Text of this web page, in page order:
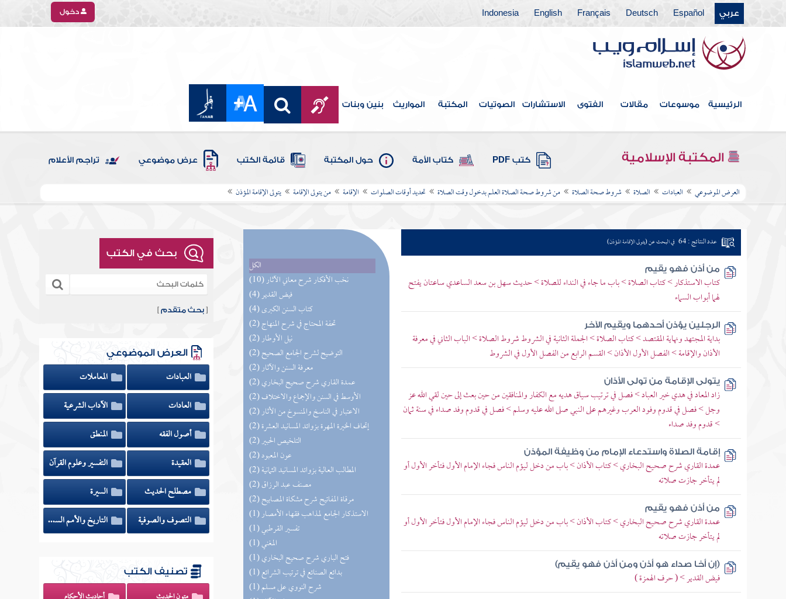
عربي Español
Deutsch
Français
English
Indonesia دخول
الرئيسية موسوعات مقالات الفتوى الاستشارات الصوتيات المكتبة المواريث بنين وبنات
المكتبة الإسلامية كتب PDF كتاب الأمة حول المكتبة قائمة الكتب عرض موضوعي تراجم الأعلام
العرض الموضوعي العبادات الصلاة شروط صحة الصلاة من شروط صحة الصلاة العلم بدخول وقت الصلاة تحديد أوقات الصلوات الإقامة من يتولى الإقامة يتولى الإقامة المؤذن
الكل
(10) نخب الأفكار شرح معاني الآثار
(4) فيض القدير
(4) كتاب السنن الكبرى
(2) تحفة المحتاج في شرح المنهاج
(2) نيل الأوطار
(2) التوضيح لشرح الجامع الصحيح
(2) معرفة السنن والآثار
(2) عمدة القاري شرح صحيح البخاري
(2) الأوسط في السنن والإجماع والاختلاف
(2) الاعتبار في الناسخ والمنسوخ من الأثار
(2) إتحاف الخيرة المهرة بزوائد المسانيد العشرة
(2) التلخيص الحبير
(2) عون المعبود
(2) المطالب العالية بزوائد المسانيد الثمانية
(2) مصنف عبد الرزاق
(2) مرقاة المفاتيح شرح مشكاة المصابيح
(1) الاستذكار الجامع لمذاهب فقهاء الأمصار
(1) تفسير القرطبي
(1) المغني
(1) فتح الباري شرح صحيح البخاري
(1) بدائع الصنائع في ترتيب الشرائع
(1) شرح النووي على مسلم
عدد النتائج : 64 في البحث عن (يتولى الإقامة المؤذن)
من أذن فهو يقيم
كتاب الاستذكار > كتاب الصلاة > باب ما جاء في النداء للصلاة > حديث سهل بن سعد الساعدي ساعتان يفتح
لهما أبواب السماء
الرجلين يؤذن أحدهما ويقيم الآخر
بداية المجتهد ونهاية المقتصد > كتاب الصلاة > الجملة الثانية في الشروط شروط الصلاة > الباب الثاني في معرفة
الأذان والإقامة > الفصل الأول الأذان > القسم الرابع من الفصل الأول في الشروط
يتولى الإقامة من تولى الأذان
زاد المعاد في هدي خير العباد > فصل في ترتيب سياق هديه مع الكفار والمنافقين من حين بعث إلى حين لقي الله عز
وجل > فصل في قدوم وفود العرب وغيرهم على النبي صلى الله عليه وسلم > فصل في قدوم وفد صداء في سنة ثمان
> قدوم وفد صداء
إقامة الصلاة واستدعاء الإمام من وظيفة المؤذن
عمدة القاري شرح صحيح البخاري > كتاب الأذان > باب من دخل ليؤم الناس فجاء الإمام الأول فتأخر الأول أو
لم يتأخر جازت صلاته
من أذن فهو يقيم
عمدة القاري شرح صحيح البخاري > كتاب الأذان > باب من دخل ليؤم الناس فجاء الإمام الأول فتأخر الأول أو
لم يتأخر جازت صلاته
(إن أخا صداء هو أذن ومن أذن فهو يقيم)
فيض القدير > ( حرف الهمزة )
بحث في الكتب
[بحث متقدم ]
العرض الموضوعي
العبادات
المعاملات
العادات
الآداب الشرعية
أصول الفقه
المنطق
العقيدة
التفسير وعلوم القرآن
مصطلح الحديث
السيرة
التصوف والصوفية
التاريخ والأمم السابقة
تصنيف الكتب